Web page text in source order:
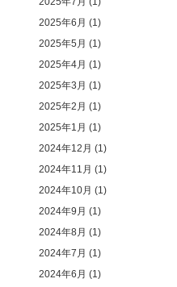
2025年6月 (1)
2025年5月 (1)
2025年4月 (1)
2025年3月 (1)
2025年2月 (1)
2025年1月 (1)
2024年12月 (1)
2024年11月 (1)
2024年10月 (1)
2024年9月 (1)
2024年8月 (1)
2024年7月 (1)
2024年6月 (1)